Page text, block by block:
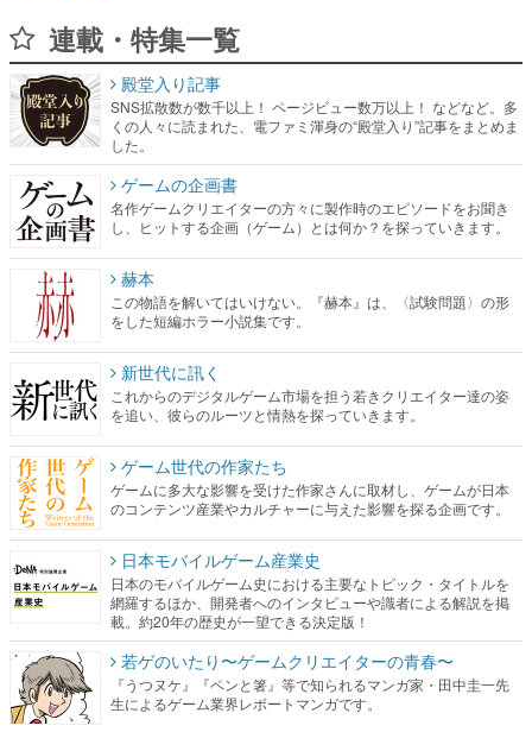
連載・特集一覧
殿堂入り記事
SNS拡散数が数千以上！ ページビュー数万以上！ などなど。多
くの人々に読まれた、電ファミ渾身の“殿堂入り”記事をまとめま
した。
ゲームの企画書
名作ゲームクリエイターの方々に製作時のエピソードをお聞き
し、ヒットする企画（ゲーム）とは何か？を探っていきます。
赫本
この物語を解いてはいけない。『赫本』は、〈試験問題〉の形
をした短編ホラー小説集です。
新世代に訊く
これからのデジタルゲーム市場を担う若きクリエイター達の姿
を追い、彼らのルーツと情熱を探っていきます。
ゲーム世代の作家たち
ゲームに多大な影響を受けた作家さんに取材し、ゲームが日本
のコンテンツ産業やカルチャーに与えた影響を探る企画です。
日本モバイルゲーム産業史
日本のモバイルゲーム史における主要なトピック・タイトルを
網羅するほか、開発者へのインタビューや識者による解説を掲
載。約20年の歴史が一望できる決定版！
若ゲのいたり〜ゲームクリエイターの青春〜
『うつヌケ』『ペンと箸』等で知られるマンガ家・田中圭一先
生によるゲーム業界レポートマンガです。